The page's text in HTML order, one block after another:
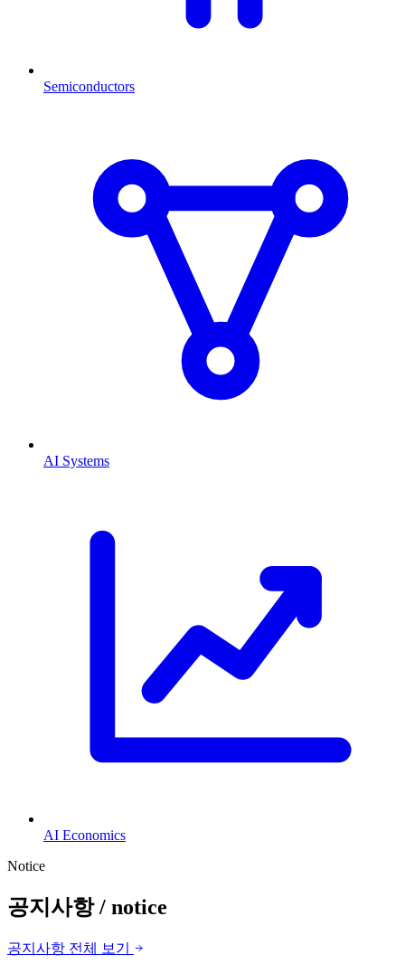
Semiconductors
AI Systems
AI Economics
Notice
공지사항/ notice
공지사항 전체 보기